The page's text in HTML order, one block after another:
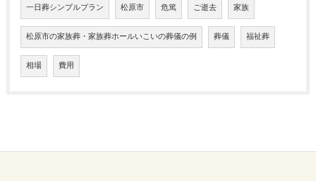
一日葬シンプルプラン 松原市 危篤 ご逝去 家族
松原市の家族葬・家族葬ホールいこいの葬儀の例 葬儀 福祉葬
相場 費用